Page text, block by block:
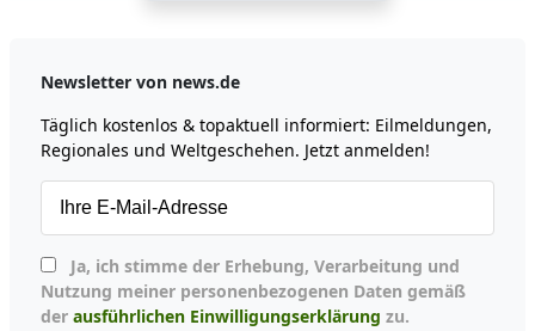
Newsletter von news.de
Täglich kostenlos & topaktuell informiert: Eilmeldungen,
Regionales und Weltgeschehen. Jetzt anmelden!
Nutzung meiner personenbezogenen Daten gemäß
der ausführlichen Einwilligungserklärung zu.